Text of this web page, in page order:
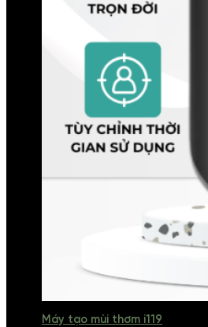
Máy tạo mùi thơm i119